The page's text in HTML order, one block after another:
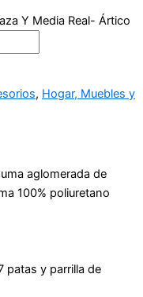
Y Media Real- Ártico
, Hogar, Muebles y
aglomerada de
100% poliuretano
patas y parrilla de